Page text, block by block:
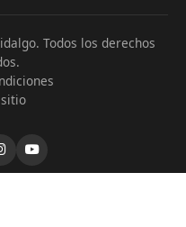
Todos los derechos